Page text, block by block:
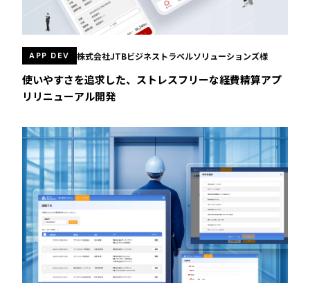
APP DEV 株式会社JTBビジネストラベルソリューションズ様
使いやすさを追求した、ストレスフリーな経費精算アプ
リリニューアル開発